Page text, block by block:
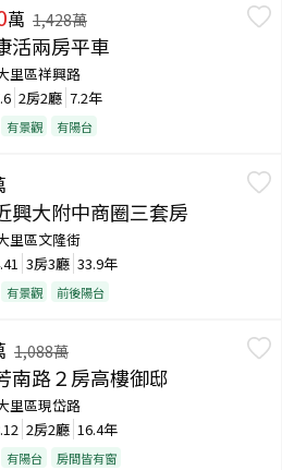
萬 1,428萬
活兩房平車
里區祥興路
2房2廳 7.2年
有景觀 有陽台
興大附中商圈三套房
里區文隆街
3房3廳 33.9年
有景觀 前後陽台
1,088萬
南路２房高樓御邸
里區現岱路
2房2廳 16.4年
有陽台 房間皆有窗